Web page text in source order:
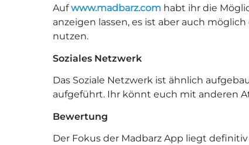
Aufwww.madbarz.com habt ihr die
anzeigen lassen, es ist aber auch möglich
nutzen.
Soziales Netzwerk
Das Soziale Netzwerk ist ähnlich
aufgeführt. Ihr könnt euch mit anderen
Bewertung
Der Fokus der Madbarz App liegt